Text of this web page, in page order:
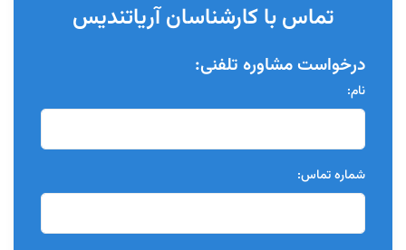
تماس با کارشناسان آریاتندیس
درخواست مشاوره تلفنی:
نام:
شماره تماس: